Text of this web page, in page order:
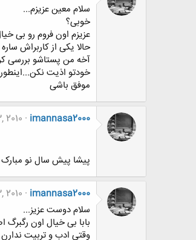
سلام معین عزیزم...
خوبی؟
عزیزم اون فروم رو بی
حالا یکی از کاربراش
آخه من پستاشو
خودتو اذیت
موفق باشی
imannasa2000
2010
پیشا پیش سال نو مبارک
imannasa2000
2010
سلام دوست عزیز...
بابا بی خیال اون رگبرگ